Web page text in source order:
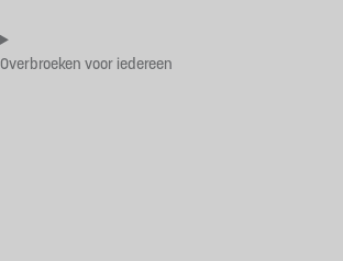
Overbroeken voor iedereen